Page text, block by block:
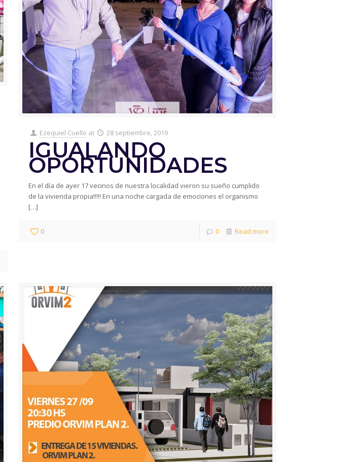
Ezequiel Cuello at 28 septiembre, 2019
IGUALANDO
OPORTUNIDADES
En el día de ayer 17 vecinos de nuestra localidad vieron su sueño cumplido
de la vivienda propia!!!!! En una noche cargada de emociones el organismo
[…]
0 0 Read more